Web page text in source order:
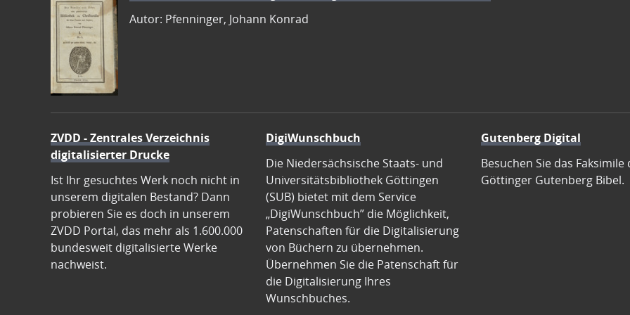
Autor: Pfenninger, Johann Konrad
ZVDD - Zentrales Verzeichnis
digitalisierter Drucke
Ist Ihr gesuchtes Werk noch nicht in
unserem digitalen Bestand? Dann
probieren Sie es doch in unserem
ZVDD Portal, das mehr als 1.600.000
bundesweit digitalisierte Werke
nachweist.
DigiWunschbuch
Die Niedersächsische Staats- und
Universitätsbibliothek Göttingen
(SUB) bietet mit dem Service
„DigiWunschbuch” die Möglichkeit,
Patenschaften für die Digitalisierung
von Büchern zu übernehmen.
Übernehmen Sie die Patenschaft für
die Digitalisierung Ihres
Wunschbuches.
Gutenberg Digital
Besuchen Sie das Faksimile
Göttinger Gutenberg Bibel.